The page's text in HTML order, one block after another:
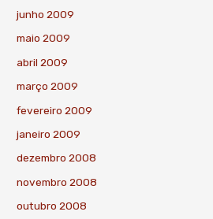
junho 2009
maio 2009
abril 2009
março 2009
fevereiro 2009
janeiro 2009
dezembro 2008
novembro 2008
outubro 2008